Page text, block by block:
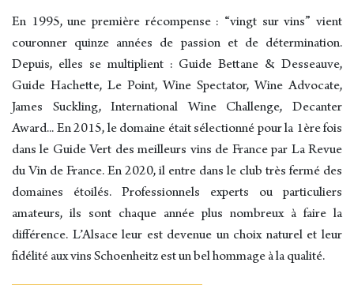
En 1995, une première récompense : “vingt sur vins” vient
couronner quinze années de passion et de détermination.
Depuis, elles se multiplient : Guide Bettane & Desseauve,
Guide Hachette, Le Point, Wine Spectator, Wine Advocate,
James Suckling, International Wine Challenge, Decanter
Award... En 2015, le domaine était sélectionné pour la 1ère fois
dans le Guide Vert des meilleurs vins de France par La Revue
du Vin de France. En 2020, il entre dans le club très fermé des
domaines étoilés. Professionnels experts ou particuliers
amateurs, ils sont chaque année plus nombreux à faire la
différence. L’Alsace leur est devenue un choix naturel et leur
fidélité aux vins Schoenheitz est un bel hommage à la qualité.